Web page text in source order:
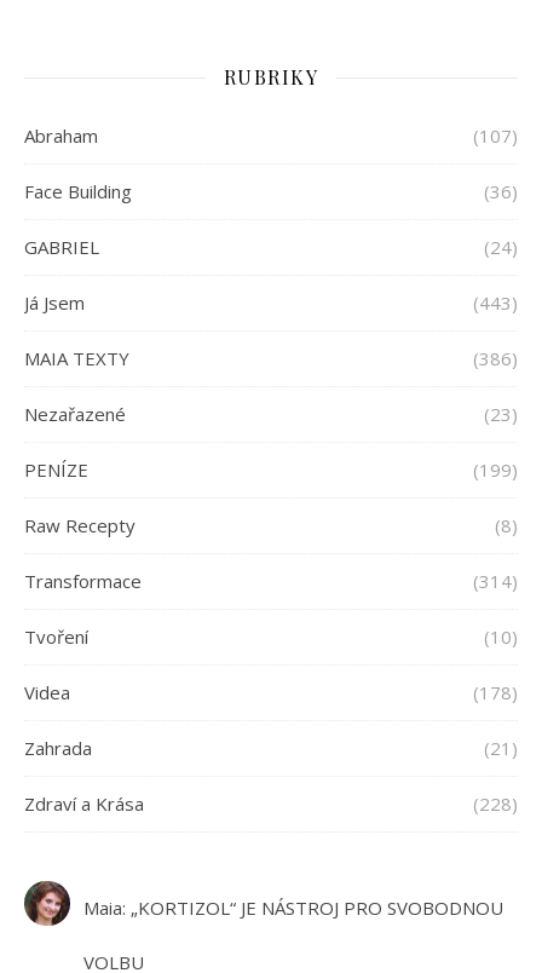
RUBRIKY
Abraham (107)
Face Building (36)
GABRIEL (24)
Já Jsem (443)
MAIA TEXTY (386)
Nezařazené (23)
PENÍZE (199)
Raw Recepty (8)
Transformace (314)
Tvoření (10)
Videa (178)
Zahrada (21)
Zdraví a Krása (228)
Maia: „KORTIZOL“ JE NÁSTROJ PRO SVOBODNOU
VOLBU